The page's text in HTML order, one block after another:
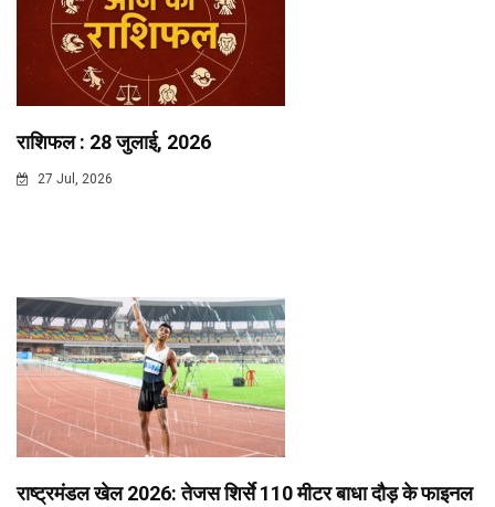
राशिफल : 28 जुलाई, 2026
27 Jul, 2026
राष्ट्रमंडल खेल 2026: तेजस शिर्से 110 मीटर बाधा दौड़ के फाइनल